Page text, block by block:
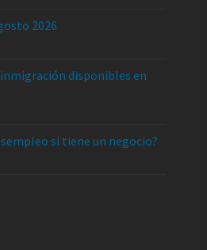
2026
disponibles en
si tiene un negocio?